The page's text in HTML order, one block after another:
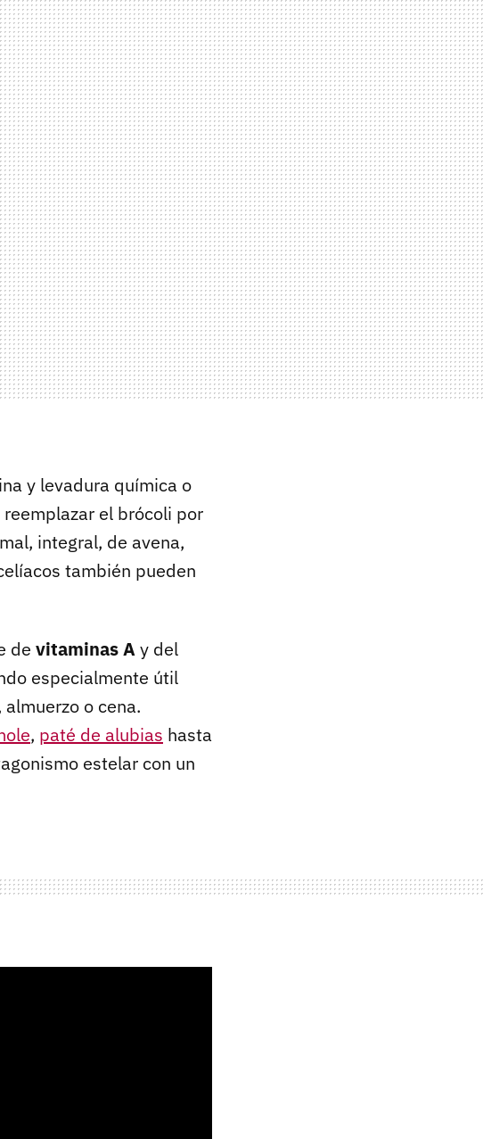
y levadura química o
el brócoli por
integral, de avena,
también pueden
de vitaminas Ay del
especialmente útil
o cena.
, paté de alubias hasta
estelar con un